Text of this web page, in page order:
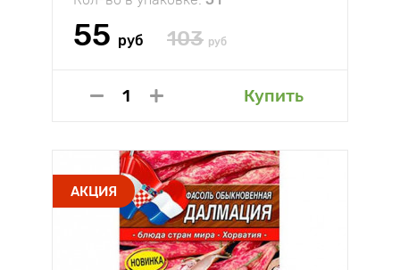
55 руб 103 руб
Купить
АКЦИЯ